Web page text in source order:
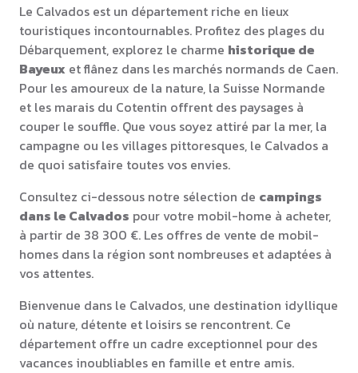
Le Calvados est un département riche en lieux
touristiques incontournables. Profitez des plages du
Débarquement, explorez le charme historique de
Bayeux et flânez dans les marchés normands de Caen.
Pour les amoureux de la nature, la Suisse Normande
et les marais du Cotentin offrent des paysages à
couper le souffle. Que vous soyez attiré par la mer, la
campagne ou les villages pittoresques, le Calvados a
de quoi satisfaire toutes vos envies.
Consultez ci-dessous notre sélection de campings
dans le Calvados pour votre mobil-home à acheter,
à partir de 38 300 €. Les offres de vente de mobil-
homes dans la région sont nombreuses et adaptées à
vos attentes.
Bienvenue dans le Calvados, une destination idyllique
où nature, détente et loisirs se rencontrent. Ce
département offre un cadre exceptionnel pour des
vacances inoubliables en famille et entre amis.